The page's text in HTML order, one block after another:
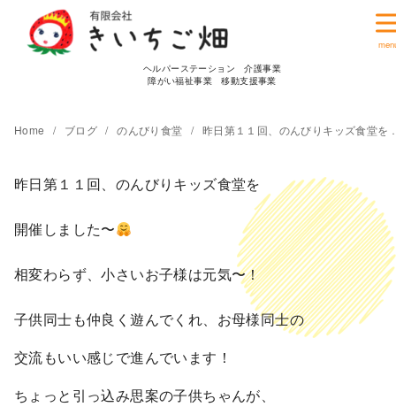
ヘルパーステーション 介護事業
障がい福祉事業 移動支援事業
Home ブログ のんびり食堂 昨日第１１回、のんびりキッズ食堂を 開催しました〜
昨日第１１回、のんびりキッズ食堂を
開催しました〜
相変わらず、小さいお子様は元気〜！
子供同士も仲良く遊んでくれ、お母様同士の
交流もいい感じで進んでいます！
ちょっと引っ込み思案の子供ちゃんが、